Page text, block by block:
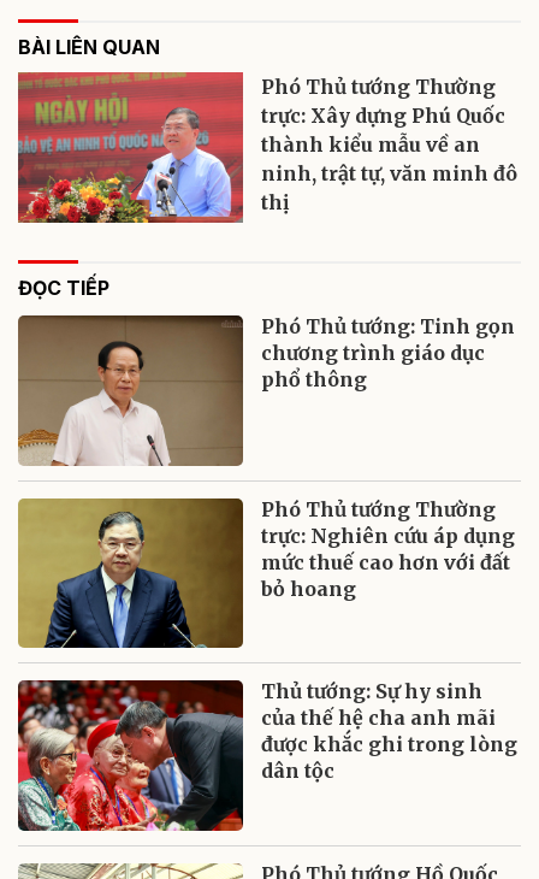
BÀI LIÊN QUAN
Phó Thủ tướng Thường
trực: Xây dựng Phú Quốc
thành kiểu mẫu về an
ninh, trật tự, văn minh đô
thị
ĐỌC TIẾP
Phó Thủ tướng: Tinh gọn
chương trình giáo dục
phổ thông
Phó Thủ tướng Thường
trực: Nghiên cứu áp dụng
mức thuế cao hơn với đất
bỏ hoang
Thủ tướng: Sự hy sinh
của thế hệ cha anh mãi
được khắc ghi trong lòng
dân tộc